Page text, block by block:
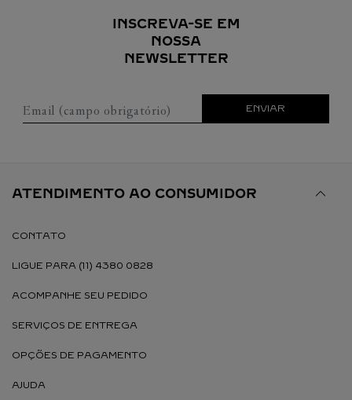
INSCREVA-SE EM
NOSSA
NEWSLETTER
Email (campo obrigatório) ENVIAR
ATENDIMENTO AO CONSUMIDOR
CONTATO
LIGUE PARA (11) 4380 0828
ACOMPANHE SEU PEDIDO
SERVIÇOS DE ENTREGA
OPÇÕES DE PAGAMENTO
AJUDA